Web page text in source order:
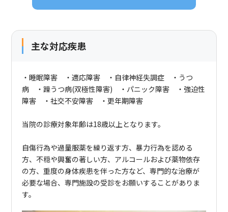
主な対応疾患
・睡眠障害 ・適応障害 ・自律神経失調症 ・うつ
病 ・躁うつ病(双極性障害) ・パニック障害 ・強迫性
障害 ・社交不安障害 ・更年期障害
当院の診療対象年齢は18歳以上となります。
自傷行為や過量服薬を繰り返す方、暴力行為を認める
方、不穏や興奮の著しい方、アルコールおよび薬物依存
の方、重度の身体疾患を伴った方など、専門的な治療が
必要な場合、専門施設の受診をお願いすることがありま
す。